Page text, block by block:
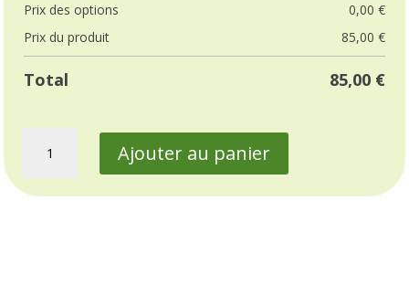
Prix ​​des options 0,00 €
Prix ​​du produit
85,00 €
Total 85,00 €
Compassion
Ajouter au panier